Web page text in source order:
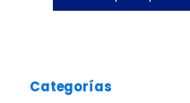
Categorías